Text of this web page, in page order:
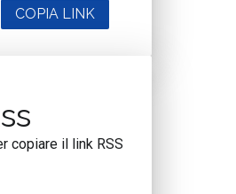
COPIA LINK
copiare il link RSS